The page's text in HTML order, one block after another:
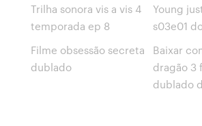
Trilha sonora vis a vis 4
temporada ep 8
Filme obsessão secreta
dublado
Young
s03e01
Baixar
dragão 3
dublado